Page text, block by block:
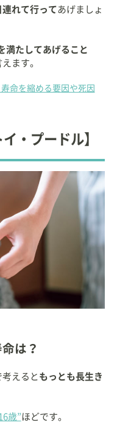
れて行ってあげましょ
満たしてあげること
ます。
命を縮める要因や死因
・プードル】
は？
えると もっとも長生き
歳”ほどです。